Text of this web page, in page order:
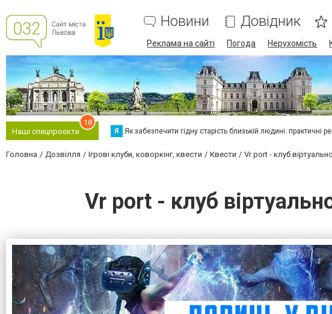
Новини Довідник
Реклама на сайті Погода Нерухомість
Наші спецпроєкти
18
Я Як забезпечити гідну старість близькій людині: практичні
Головна Дозвілля Ігрові клуби, коворкінг, квести Квести Vr port - клуб
Vr port - клуб